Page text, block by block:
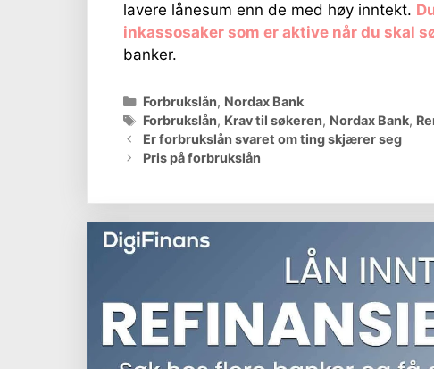
lavere lånesum enn de med høy inntekt.
inkassosaker som er aktive når du skal
banker.
Kategorier
Forbrukslån, Nordax Bank
Stikkord
Forbrukslån, Krav til søkeren, Nordax Bank,
Er forbrukslån svaret om ting skjærer seg
Pris på forbrukslån